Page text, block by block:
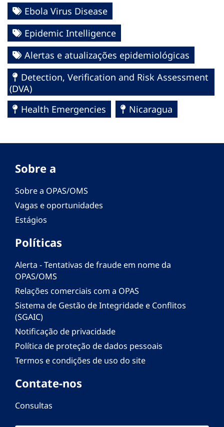
Ebola Virus Disease
Epidemic Intelligence
Alertas e atualizações epidemiológicas
Detection, Verification and Risk Assessment
(DVA)
Health Emergencies
Nicaragua
Sobre a
Sobre a OPAS/OMS
Vagas e oportunidades
Estágios
Políticas
Alerta - Tentativas de fraude em nome da
OPAS/OMS
Relações comerciais com a OPAS
Sistema de Gestão de Integridade e Conflitos
(SGAIC)
Notificação de privacidade
Política de proteção de dados pessoais
Termos e condições de uso do site
Contate-nos
Consultas